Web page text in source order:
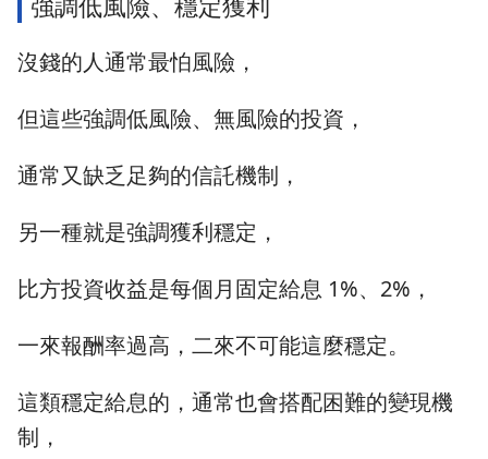
沒錢的人通常最怕風險，
但這些強調低風險、無風險的投資，
通常又缺乏足夠的信託機制，
另一種就是強調獲利穩定，
比方投資收益是每個月固定給息 1%、2%，
一來報酬率過高，二來不可能這麼穩定。
這類穩定給息的，通常也會搭配困難的變現機
制，